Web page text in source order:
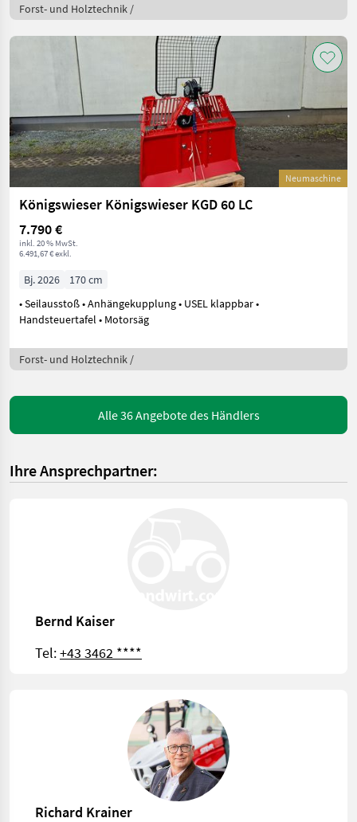
Forst- und Holztechnik /
Neumaschine
Königswieser Königswieser KGD 60 LC
7.790 €
inkl. 20 % MwSt.
6.491,67 € exkl.
Bj. 2026
170 cm
• Seilausstoß • Anhängekupplung • USEL klappbar •
Handsteuertafel • Motorsäg
Forst- und Holztechnik /
Alle 36 Angebote des Händlers
Ihre Ansprechpartner:
Bernd Kaiser
Tel:+43 3462 ****
Richard Krainer